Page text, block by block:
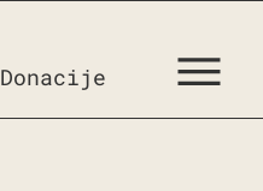
Donacije